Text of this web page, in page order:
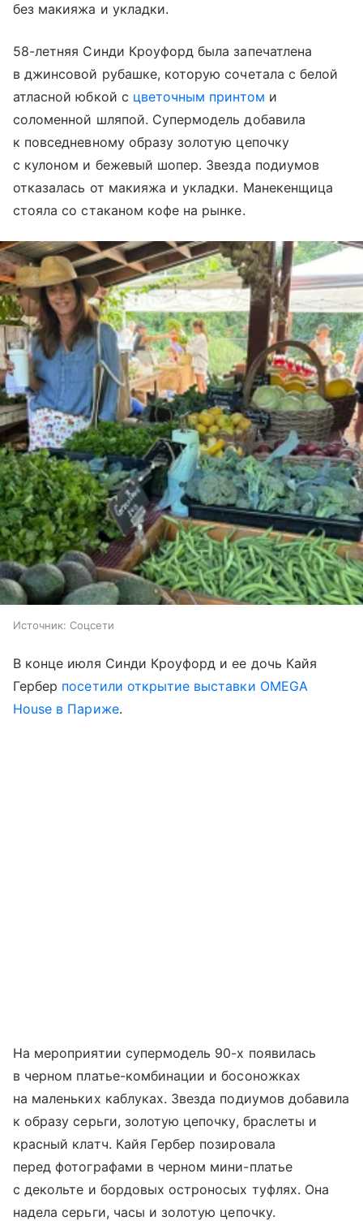
без макияжа и укладки.
58-летняя Синди Кроуфорд была запечатлена
в джинсовой рубашке, которую сочетала с белой
атласной юбкой с цветочным принтом и
соломенной шляпой. Супермодель добавила
к повседневному образу золотую цепочку
с кулоном и бежевый шопер. Звезда подиумов
отказалась от макияжа и укладки. Манекенщица
стояла со стаканом кофе на рынке.
Источник: Соцсети
В конце июля Синди Кроуфорд и ее дочь Кайя
Гербер посетили открытие выставки OMEGA
House в Париже.
На мероприятии супермодель 90-х появилась
в черном платье-комбинации и босоножках
на маленьких каблуках. Звезда подиумов добавила
к образу серьги, золотую цепочку, браслеты и
красный клатч. Кайя Гербер позировала
перед фотографами в черном мини-платье
с декольте и бордовых остроносых туфлях. Она
надела серьги, часы и золотую цепочку.